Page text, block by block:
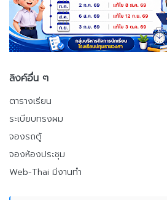
ลิงค์อื่น ๆ
ตารางเรียน
ระเบียบทรงผม
จองรถตู้
จองห้องประชุม
Web-Thai มีงานทำ